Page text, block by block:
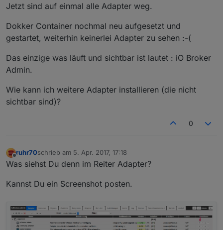
Jetzt sind auf einmal alle Adapter weg.
Dokker Container nochmal neu aufgesetzt und
gestartet, weiterhin keinerlei Adapter zu sehen :-(
Das einzige was läuft und sichtbar ist lautet : iO Broker
Admin.
Wie kann ich weitere Adapter installieren (die nicht
sichtbar sind)?
0
Offline
ruhr70schrieb am 5. Apr. 2017, 17:18
zuletzt editiert von
Was siehst Du denn im Reiter Adapter?
Kannst Du ein Screenshot posten.